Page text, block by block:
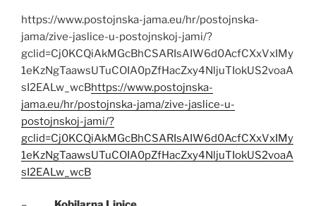
https://www.postojnska-jama.eu/hr/postojnska-
jama/zive-jaslice-u-postojnskoj-jami/?
gclid=Cj0KCQiAkMGcBhCSARIsAIW6d0AcfCXxVxIMy
1eKzNgTaawsUTuCOIA0pZfHacZxy4NljuTIokUS2voaA
sI2EALw_wcBhttps://www.postojnska-
jama.eu/hr/postojnska-jama/zive-jaslice-u-
postojnskoj-jami/?
gclid=Cj0KCQiAkMGcBhCSARIsAIW6d0AcfCXxVxIMy
1eKzNgTaawsUTuCOIA0pZfHacZxy4NljuTIokUS2voaA
sI2EALw_wcB